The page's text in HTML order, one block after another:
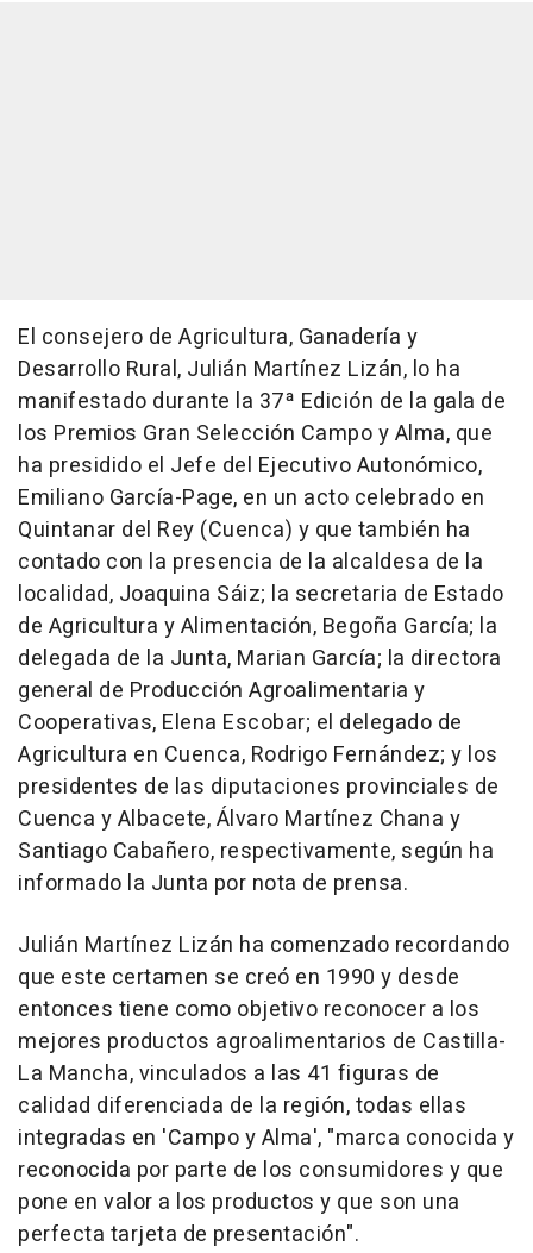
El consejero de Agricultura, Ganadería y
Desarrollo Rural, Julián Martínez Lizán, lo ha
manifestado durante la 37ª Edición de la gala de
los Premios Gran Selección Campo y Alma, que
ha presidido el Jefe del Ejecutivo Autonómico,
Emiliano García-Page, en un acto celebrado en
Quintanar del Rey (Cuenca) y que también ha
contado con la presencia de la alcaldesa de la
localidad, Joaquina Sáiz; la secretaria de Estado
de Agricultura y Alimentación, Begoña García; la
delegada de la Junta, Marian García; la directora
general de Producción Agroalimentaria y
Cooperativas, Elena Escobar; el delegado de
Agricultura en Cuenca, Rodrigo Fernández; y los
presidentes de las diputaciones provinciales de
Cuenca y Albacete, Álvaro Martínez Chana y
Santiago Cabañero, respectivamente, según ha
informado la Junta por nota de prensa.
Julián Martínez Lizán ha comenzado recordando
que este certamen se creó en 1990 y desde
entonces tiene como objetivo reconocer a los
mejores productos agroalimentarios de Castilla-
La Mancha, vinculados a las 41 figuras de
calidad diferenciada de la región, todas ellas
integradas en 'Campo y Alma', "marca conocida y
reconocida por parte de los consumidores y que
pone en valor a los productos y que son una
perfecta tarjeta de presentación".